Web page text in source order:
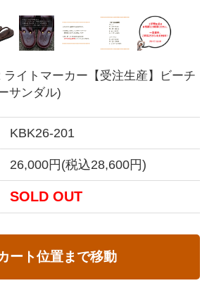
ライトマーカー【受注生産】ビーチ
サンダル)
KBK26-201
26,000円(税込28,600円)
SOLD OUT
ート位置まで移動